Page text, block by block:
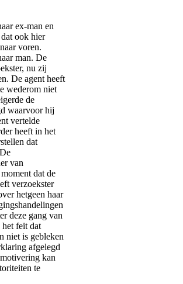
ex-man en
ook hier
voren.
man. De
nu zij
De agent heeft
wederom niet
de
waarvoor hij
vertelde
heeft in het
dat
van
dat de
verzoekster
hetgeen haar
deze gang van
feit dat
niet is gebleken
afgelegd
kan
te